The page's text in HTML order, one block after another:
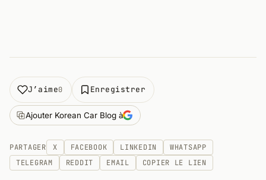
J’aime0 Enregistrer
Ajouter Korean Car Blog à
PARTAGER X FACEBOOK LINKEDIN
WHATSAPP
TELEGRAM
REDDIT EMAIL COPIER LE LIEN